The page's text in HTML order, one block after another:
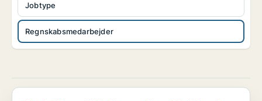
Regnskabsmedarbejder
Jobtype
Analytikere til bekæmpelse af hvidvask og skatteøk...